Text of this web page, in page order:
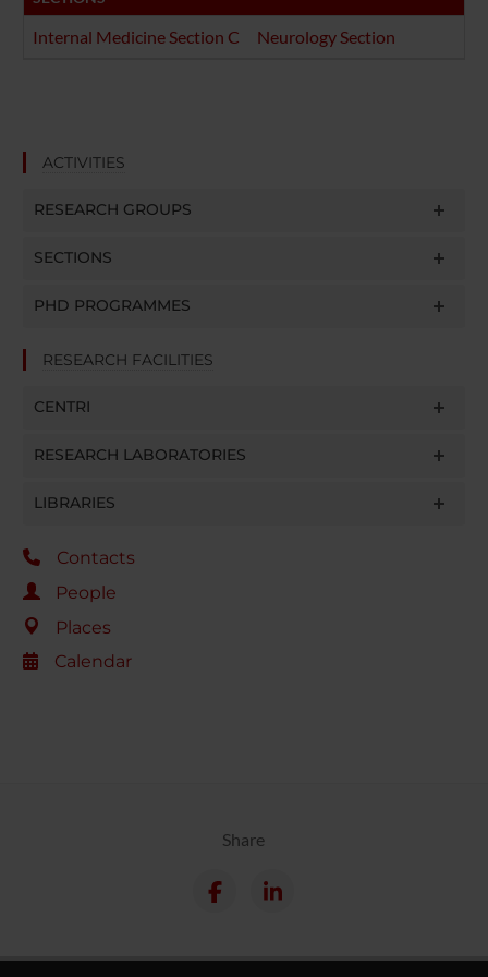
Internal Medicine Section C Neurology Section
ACTIVITIES
RESEARCH GROUPS
SECTIONS
PHD PROGRAMMES
RESEARCH FACILITIES
CENTRI
RESEARCH LABORATORIES
LIBRARIES
Contacts
People
Places
Calendar
Share